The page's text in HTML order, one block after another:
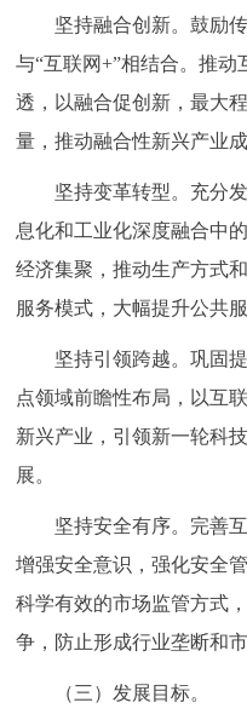
坚持融合创新。鼓励传
与“互联网+”相结合。推
透，以融合促创新，最大
量，推动融合性新兴产业
坚持变革转型。充分发
息化和工业化深度融合中
经济集聚，推动生产方式
服务模式，大幅提升公共服
坚持引领跨越。巩固提
点领域前瞻性布局，以互
新兴产业，引领新一轮科
展。
坚持安全有序。完善互
增强安全意识，强化安全
科学有效的市场监管方式
争，防止形成行业垄断和市
（三）发展目标。